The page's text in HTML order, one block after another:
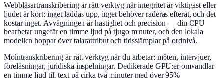
Webbläsartranskribering är rätt verktyg när integritet är viktigast eller
ljudet är kort: inget laddas upp, inget behöver raderas efteråt, och det
kostar inget. Avvägningen är hastighet och precision — din CPU
bearbetar ungefär en timme ljud på tjugo minuter, och den lokala
modellen hoppar över talarattribut och tidsstämplar på ordnivå.
Molntranskribering är rätt verktyg när du arbetar: möten, intervjuer,
föreläsningar, juridiska inspelningar. Dedikerade GPU:er omvandlar
en timme ljud till text på cirka två minuter med över 95%